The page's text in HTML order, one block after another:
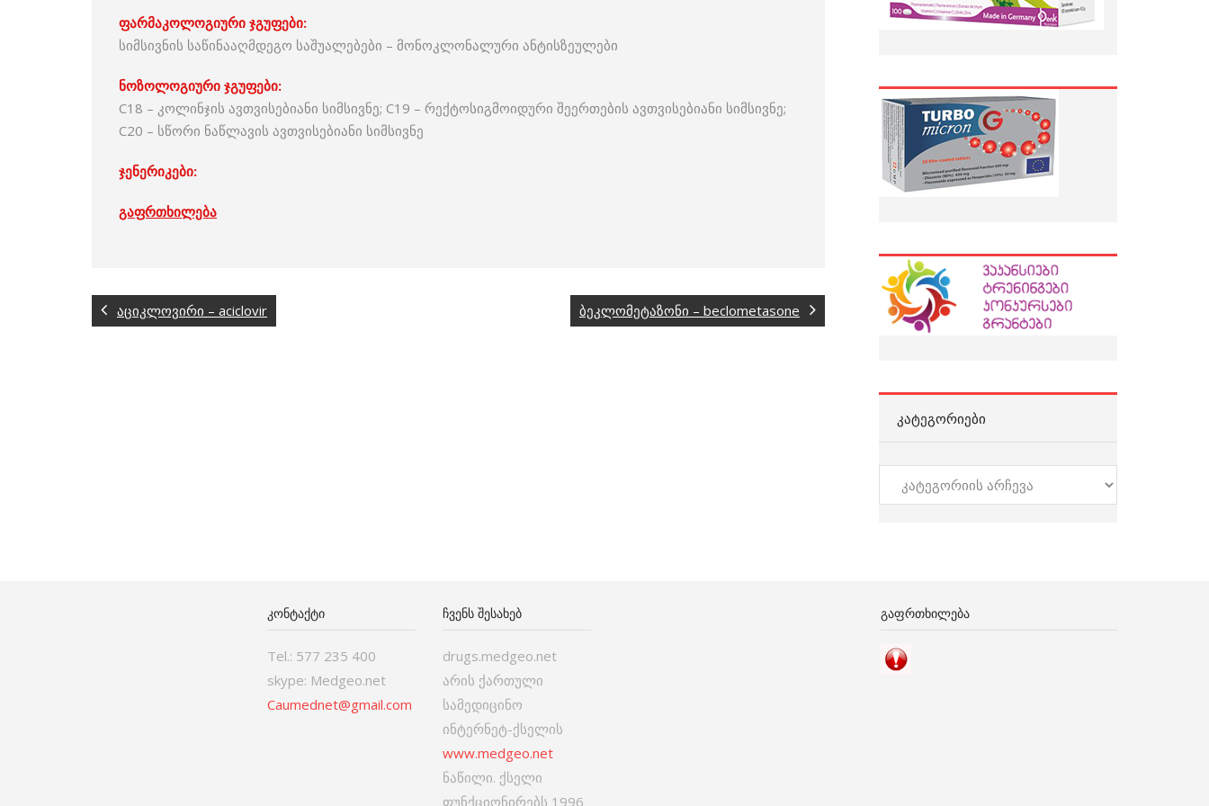
ფარმაკოლოგიური ჯგუფები:
სიმსივნის საწინააღმდეგო საშუალებები – მონოკლონალური ანტისზეულები
ნოზოლოგიური ჯგუფები:
C18 – კოლინჯის ავთვისებიანი სიმსივნე; C19 – რექტოსიგმოიდური შეერთების ავთვისებიანი სიმსივნე;
C20 – სწორი ნაწლავის ავთვისებიანი სიმსივნე
ჯენერიკები:
გაფრთხილება
აციკლოვირი – aciclovir ბეკლომეტაზონი – beclometasone
ᲙᲐᲢᲔᲒᲝᲠᲘᲔᲑᲘ
კატეგორიები
ᲙᲝᲜᲢᲐᲥᲢᲘ
Tel.: 577 235 400
skype: Medgeo.net
Caumednet@gmail.com
ᲩᲕᲔᲜᲡ ᲨᲔᲡᲐᲮᲔᲑ
drugs.medgeo.net
არის ქართული
სამედიცინო
ინტერნეტ-ქსელის
www.medgeo.net
ნაწილი. ქსელი
ფუნქციონირებს 1996
ᲒᲐᲤᲠᲗᲮᲘᲚᲔᲑᲐ